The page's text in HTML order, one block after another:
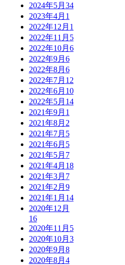
2024年5月 34
2023年4月 1
2022年12月 1
2022年11月 5
2022年10月 6
2022年9月 6
2022年8月 6
2022年7月 12
2022年6月 10
2022年5月 14
2021年9月 1
2021年8月 2
2021年7月 5
2021年6月 5
2021年5月 7
2021年4月 18
2021年3月 7
2021年2月 9
2021年1月 14
2020年12月
16
2020年11月 5
2020年10月 3
2020年9月 8
2020年8月 4